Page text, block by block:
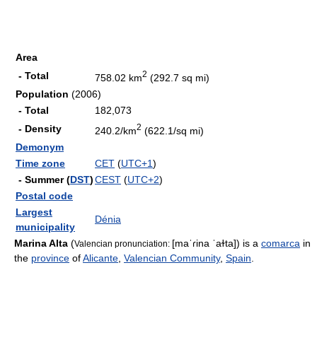
Area
- Total
758.02 km2 (292.7 sq mi)
Population (2006)
- Total
182,073
- Density
240.2/km2 (622.1/sq mi)
Demonym
Time zone
CET (UTC+1)
- Summer (DST)CEST (UTC+2)
Postal code
Largest
municipality
Dénia
Marina Alta (Valencian pronunciation: [maˈɾina ˈaɫta]) is a comarca in
the province ofAlicante Valencian Community, Spain